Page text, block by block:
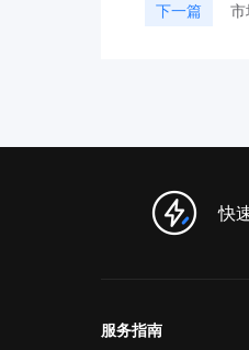
下一篇 市
快
服务指南